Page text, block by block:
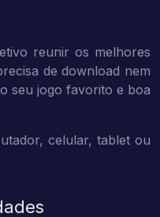
reunir os melhores
de download nem
seu jogo favorito e boa
celular, tablet ou